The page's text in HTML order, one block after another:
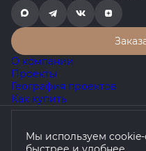
О компании
Проекты
География проектов
Как купить
Согласие на обработку
Мы используем